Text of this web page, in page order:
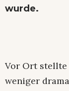
wurde.
Vor Ort
weniger